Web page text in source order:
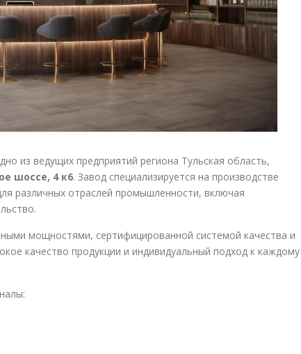
из ведущих предприятий региона Тульская область,
шоссе, 4 к6. Завод специализируется на производстве
различных отраслей промышленности, включая
мощностями, сертифицированной системой качества и
качество продукции и индивидуальный подход к каждому